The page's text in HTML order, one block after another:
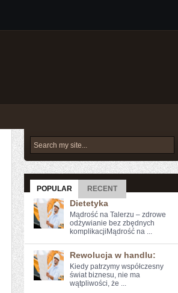
POPULAR RECENT
Dietetyka
Mądrość na Talerzu – zdrowe
odżywianie bez zbędnych
komplikacjiMądrość na ...
Rewolucja w handlu:
Kiedy ⁢patrzymy współczesny
świat biznesu,⁢ nie ma
wątpliwości, że ...